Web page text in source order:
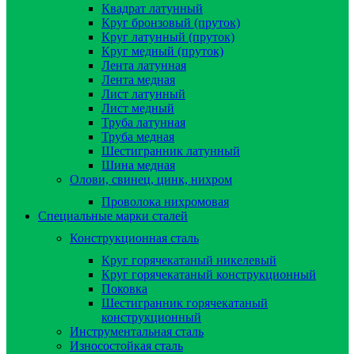
Квадрат латунный
Круг бронзовый (пруток)
Круг латунный (пруток)
Круг медный (пруток)
Лента латунная
Лента медная
Лист латунный
Лист медный
Труба латунная
Труба медная
Шестигранник латунный
Шина медная
Олови, свинец, цинк, нихром
Проволока нихромовая
Специальные марки сталей
Конструкционная сталь
Круг горячекатаный никелевый
Круг горячекатаный конструкционный
Поковка
Шестигранник горячекатаный
конструкционный
Инструментальная сталь
Износостойкая сталь